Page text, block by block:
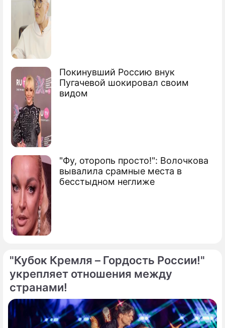
Покинувший Россию внук
Пугачевой шокировал своим
видом
"Фу, оторопь просто!": Волочкова
вывалила срамные места в
бесстыдном неглиже
"Кубок Кремля – Гордость России!"
укрепляет отношения между
странами!